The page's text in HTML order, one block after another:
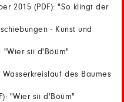
2015 (PDF): "So klingt der
- Kunst und
"Wier sii d'Böüm"
Wasserkreislauf des Baumes
"Wier sii d'Böüm"